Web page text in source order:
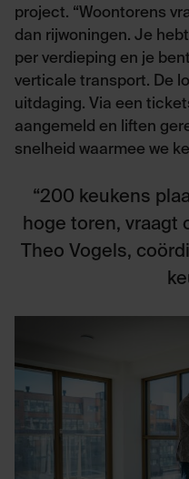
project. “Woontorens
dan rijwoningen. Je
per verdieping en je
verticale transport. De
uitdaging. Via een
aangemeld en liften
snelheid waarmee we
“200 keukens
hoge toren, vraagt
Theo Vogels,